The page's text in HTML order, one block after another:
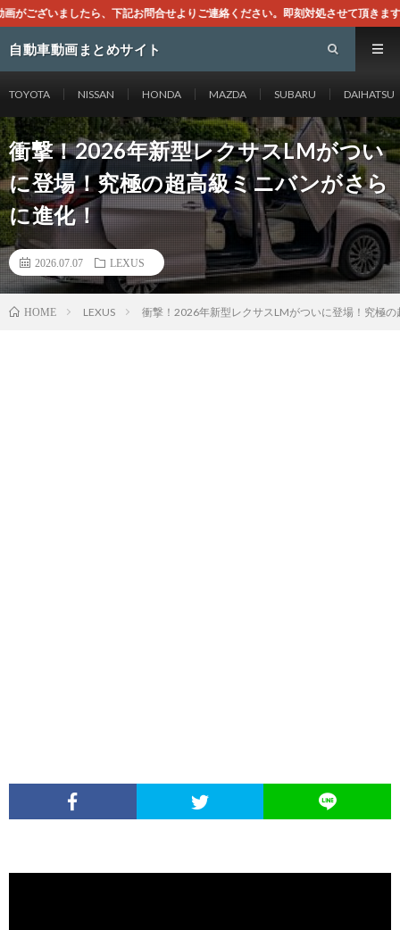
合せよりご連絡ください。即刻対処させて頂きます。なお、同サイトは
自動車動画まとめサイト
TOYOTA NISSAN HONDA MAZDA SUBARU DAIHATSU
衝撃！2026年新型レクサスLMがつい
に登場！究極の超高級ミニバンがさら
に進化！
2026.07.07 LEXUS
HOME LEXUS 衝撃！2026年新型レクサスLMがついに登場！究極